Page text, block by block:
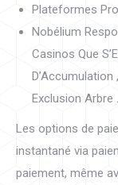
Plateformes
Nobélium
Casinos Que
Exclusion Arbre .
Les options de
instantané via
paiement, même